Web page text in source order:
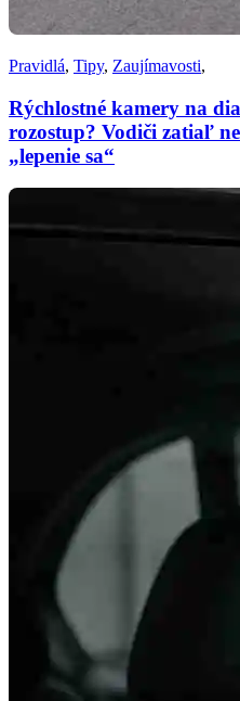
Pravidlá, Tipy, Zaujímavosti,
Rýchlostné kamery na
rozostup? Vodiči zatiaľ
„lepenie sa“